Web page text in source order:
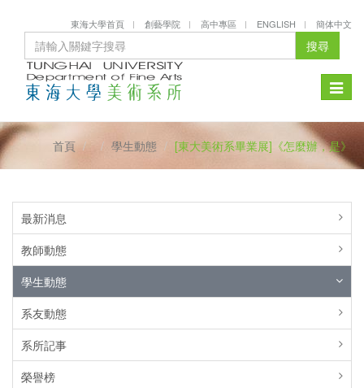
東海大學首頁 創藝學院 高中專區 ENGLISH 簡体中文
搜尋
Toggle
首頁 學生動態 [東大美術系畢業展]《怎麼辦，是》
最新消息
教師動態
學生動態
系友動態
系所記事
榮譽榜